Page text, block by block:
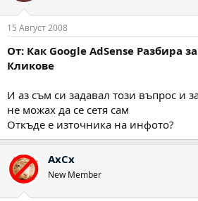
15 Август 2008
От: Как Google AdSense Разбира
Кликове
И аз съм си задавал този въпрос и
не можах да се сетя сам
Откъде е източника на инфото?
AxCx
New Member